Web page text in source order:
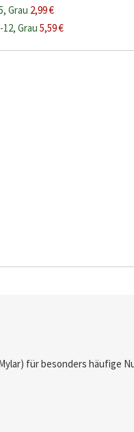
Grau 2,99 €
Grau 5,59 €
für besonders häufige